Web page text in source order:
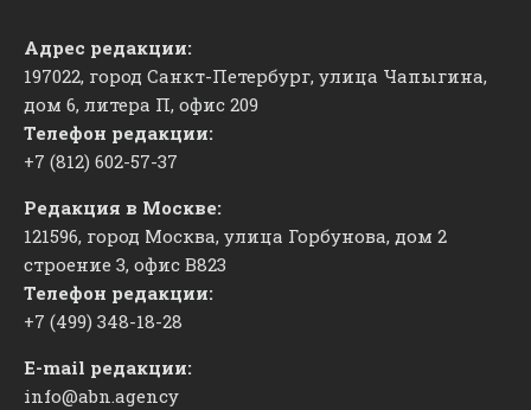
Адрес редакции:
197022, город Санкт-Петербург, улица Чапыгина,
дом 6, литера П, офис 209
Телефон редакции:
+7 (812) 602-57-37
Редакция в Москве:
121596, город Москва, улица Горбунова, дом 2
строение 3, офис ​В823
Телефон редакции:
+7 (499) 348-18-28
E-mail редакции:
info@abn.agency